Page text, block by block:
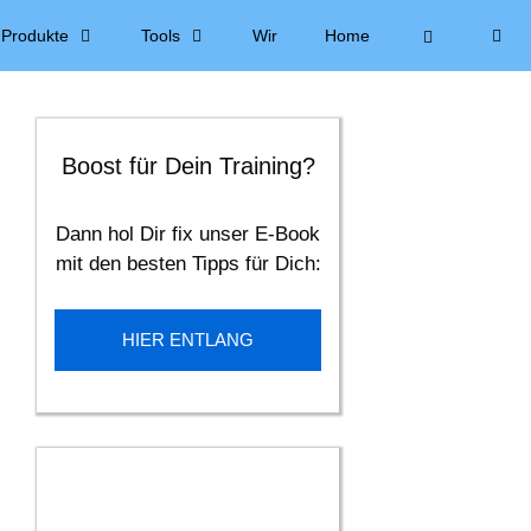
Produkte Tools Wir Home
Boost für Dein Training?
Dann hol Dir fix unser E-Book
mit den besten Tipps für Dich:
HIER ENTLANG